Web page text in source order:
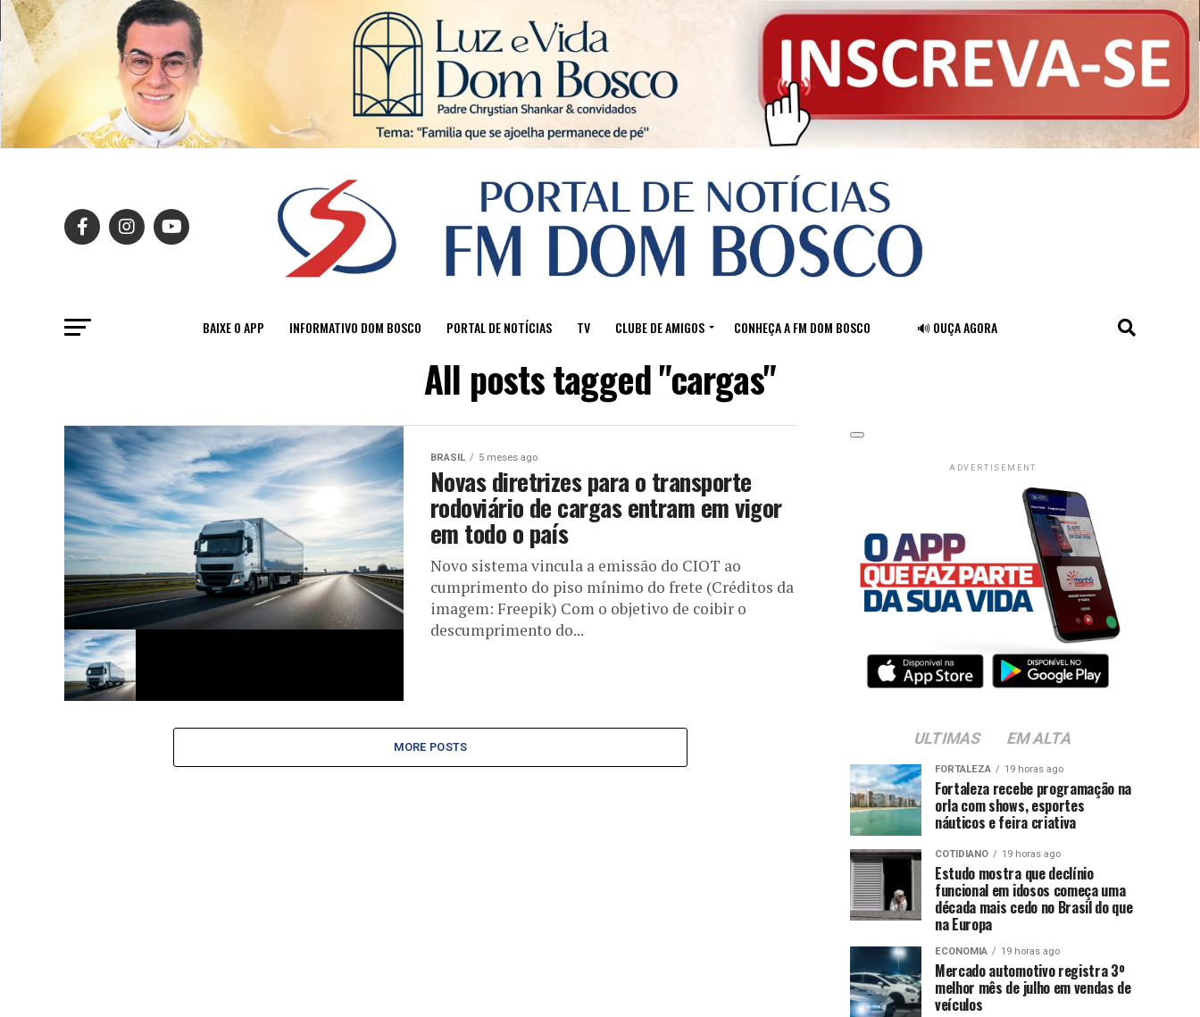
BAIXE O APP INFORMATIVO DOM BOSCO PORTAL DE NOTÍCIAS TV CLUBE DE AMIGOS CONHEÇA A FM DOM BOSCO 🔊 OUÇA AGORA
All posts tagged "cargas"
BRASIL 5 meses ago
Novas diretrizes para o transporte
rodoviário de cargas entram em vigor
em todo o país
Novo sistema vincula a emissão do CIOT ao
cumprimento do piso mínimo do frete (Créditos da
imagem: Freepik) Com o objetivo de coibir o
descumprimento do...
MORE POSTS
ADVERTISEMENT
ULTIMAS EM ALTA
FORTALEZA 19 horas ago
Fortaleza recebe programação na
orla com shows, esportes
náuticos e feira criativa
COTIDIANO 19 horas ago
Estudo mostra que declínio
funcional em idosos começa uma
década mais cedo no Brasil do que
na Europa
ECONOMIA 19 horas ago
Mercado automotivo registra 3º
melhor mês de julho em vendas de
veículos
Sair da versão mobile